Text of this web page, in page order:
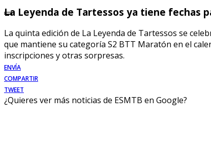
La Leyenda de Tartessos ya tiene fechas
La quinta edición de La Leyenda de Tartessos se
que mantiene su categoría S2 BTT Maratón en el
inscripciones y otras sorpresas.
ENVÍA
COMPARTIR
TWEET
¿Quieres ver más noticias de ESMTB en Google?